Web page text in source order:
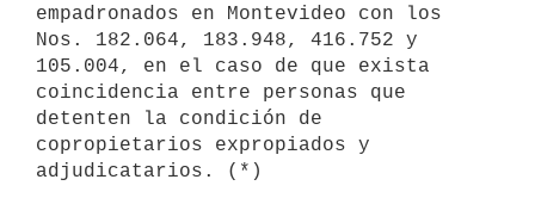
empadronados en Montevideo con los
Nos. 182.064, 183.948, 416.752 y
105.004, en el caso de que exista
coincidencia entre personas que
detenten la condición de
copropietarios expropiados y